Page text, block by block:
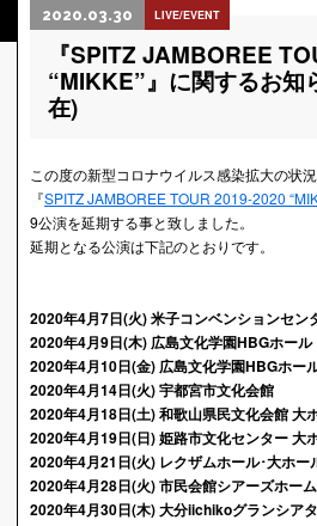
2020.03.30 LIVE/EVENT
『SPITZ JAMBOREE
“MIKKE”』に関するお知
在)
この度の新型コロナウイルス感染拡大の状
『SPITZ JAMBOREE TOUR 2019-2020
9公演を延期する事と致しました。
延期となる公演は下記のとおりです。
2020年4月7日(火) 米子コンベンションセン
2020年4月9日(木) 広島文化学園HBGホール
2020年4月10日(金) 広島文化学園HBGホー
2020年4月14日(火) 宇都宮市文化会館
2020年4月18日(土) 和歌山県民文化会館 大
2020年4月19日(日) 姫路市文化センター 大
2020年4月21日(火) レクザムホール･大ホー
2020年4月28日(火) 市民会館シアーズホー
2020年4月30日(木) 大分iichikoグランシアタ